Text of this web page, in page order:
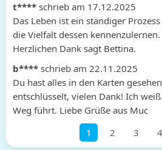
t**** schrieb am 17.12.2025
Das Leben ist ein ständiger
die Vielfalt dessen kennenzulernen.
Herzlichen Dank sagt Bettina.
b**** schrieb am 22.11.2025
Du hast alles in den Karten
entschlüsselt, vielen Dank! Ich
Weg führt. Liebe Grüße aus Muc
1
2 3 4